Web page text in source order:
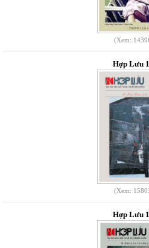
(Xem:
Hợp Lưu
(Xem:
Hợp Lưu